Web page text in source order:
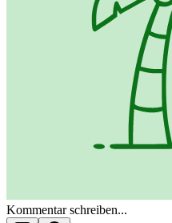
Kommentar schreiben...